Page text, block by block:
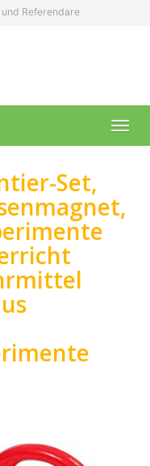
Referendare
Set,